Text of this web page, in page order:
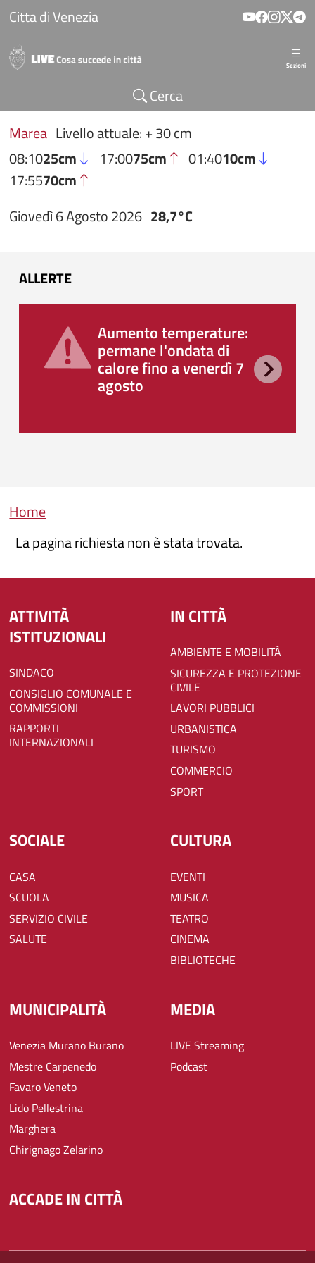
Salta al contenuto principale
Citta di Venezia
Sezioni
Cerca
Marea Livello attuale: + 30 cm
08:1025cm 17:0075cm 01:4010cm
17:5570cm
Giovedì 6 Agosto 2026 28,7°C
ALLERTE
Aumento temperature:
permane l'ondata di
calore fino a venerdì 7
agosto
Briciole di pane
Home
La pagina richiesta non è stata trovata.
ATTIVITÀ
ISTITUZIONALI
SINDACO
CONSIGLIO COMUNALE E
COMMISSIONI
RAPPORTI
INTERNAZIONALI
IN CITTÀ
AMBIENTE E MOBILITÀ
SICUREZZA E PROTEZIONE
CIVILE
LAVORI PUBBLICI
URBANISTICA
TURISMO
COMMERCIO
SPORT
SOCIALE
CASA
SCUOLA
SERVIZIO CIVILE
SALUTE
CULTURA
EVENTI
MUSICA
TEATRO
CINEMA
BIBLIOTECHE
MUNICIPALITÀ
Venezia Murano Burano
Mestre Carpenedo
Favaro Veneto
Lido Pellestrina
Marghera
Chirignago Zelarino
MEDIA
LIVE Streaming
Podcast
ACCADE IN CITTÀ